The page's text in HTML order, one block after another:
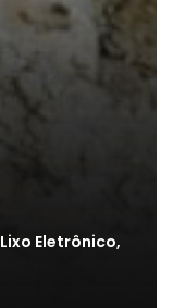
Eletrônico,